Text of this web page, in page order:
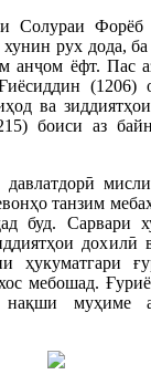
Солураи
рух дода,
анҷом ёфт. Пас
(1206)
ва
боиси аз
танзим
буд. Сарвари
дохилӣ
ҳукуматгари
мебошад.
нақши муҳиме